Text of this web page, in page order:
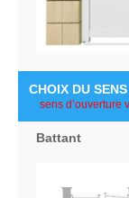
CHOIX DU
battant